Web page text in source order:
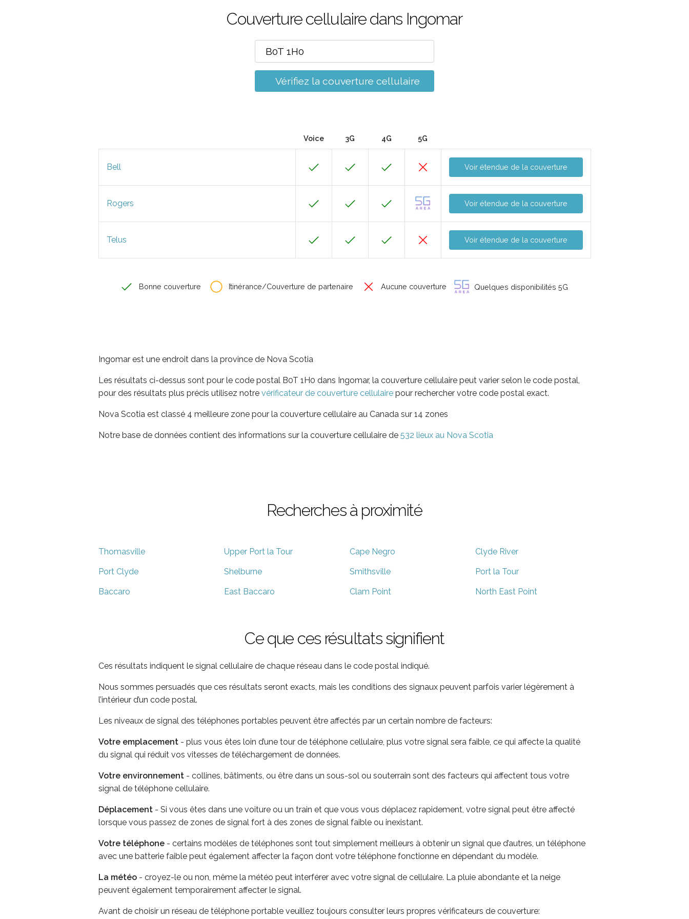
Couverture cellulaire dans Ingomar
Vérifiez la couverture cellulaire
Voice 3G 4G 5G
Bell Voir étendue de la couverture
Rogers Voir étendue de la couverture
Telus Voir étendue de la couverture
Bonne couverture Itinérance/Couverture de partenaire Aucune couverture Quelques disponibilités 5G
Ingomar est une endroit dans la province de Nova Scotia
Les résultats ci-dessus sont pour le code postal B0T 1H0 dans Ingomar, la couverture cellulaire peut varier selon le code postal,
pour des résultats plus précis utilisez notre vérificateur de couverture cellulaire pour rechercher votre code postal exact.
Nova Scotia est classé 4 meilleure zone pour la couverture cellulaire au Canada sur 14 zones
Notre base de données contient des informations sur la couverture cellulaire de 532 lieux au Nova Scotia
Recherches à proximité
Thomasville Upper Port la Tour Cape Negro Clyde River
Port Clyde Shelburne Smithsville Port la Tour
Baccaro East Baccaro Clam Point North East Point
Ce que ces résultats signifient
Ces résultats indiquent le signal cellulaire de chaque réseau dans le code postal indiqué.
Nous sommes persuadés que ces résultats seront exacts, mais les conditions des signaux peuvent parfois varier légèrement à
l’intérieur d’un code postal.
Les niveaux de signal des téléphones portables peuvent être affectés par un certain nombre de facteurs:
Votre emplacement - plus vous êtes loin d’une tour de téléphone cellulaire, plus votre signal sera faible, ce qui affecte la qualité
du signal qui réduit vos vitesses de téléchargement de données.
Votre environnement - collines, bâtiments, ou être dans un sous-sol ou souterrain sont des facteurs qui affectent tous votre
signal de téléphone cellulaire.
Déplacement - Si vous êtes dans une voiture ou un train et que vous vous déplacez rapidement, votre signal peut être affecté
lorsque vous passez de zones de signal fort à des zones de signal faible ou inexistant.
Votre téléphone - certains modèles de téléphones sont tout simplement meilleurs à obtenir un signal que d’autres, un téléphone
avec une batterie faible peut également affecter la façon dont votre téléphone fonctionne en dépendant du modèle.
La météo - croyez-le ou non, même la météo peut interférer avec votre signal de cellulaire. La pluie abondante et la neige
peuvent également temporairement affecter le signal.
Avant de choisir un réseau de téléphone portable veuillez toujours consulter leurs propres vérificateurs de couverture: